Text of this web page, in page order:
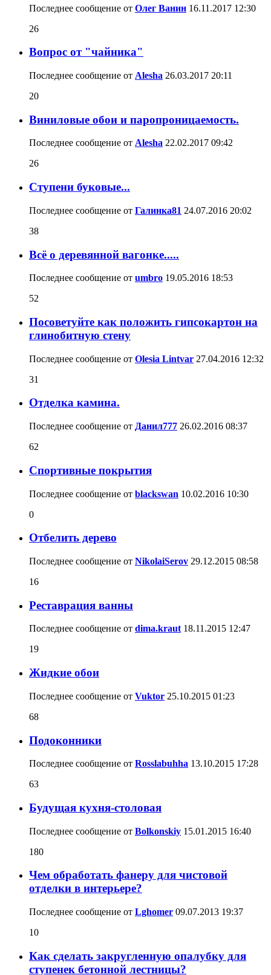
Последнее сообщение от Олег Ванин 16.11.2017 12:30
26
Вопрос от "чайника"
Последнее сообщение от Alesha 26.03.2017 20:11
20
Виниловые обои и паропроницаемость.
Последнее сообщение от Alesha 22.02.2017 09:42
26
Ступени буковые...
Последнее сообщение от Галинка81 24.07.2016 20:02
38
Всё о деревянной вагонке.....
Последнее сообщение от umbro 19.05.2016 18:53
52
Посоветуйте как положить гипсокартон на
глинобитную стену
Последнее сообщение от Olesia Lintvar 27.04.2016 12:32
31
Отделка камина.
Последнее сообщение от Данил777 26.02.2016 08:37
62
Спортивные покрытия
Последнее сообщение от blackswan 10.02.2016 10:30
0
Отбелить дерево
Последнее сообщение от NikolaiSerov 29.12.2015 08:58
16
Реставрация ванны
Последнее сообщение от dima.kraut18.11.2015 12:47
19
Жидкие обои
Последнее сообщение от Vuktor 25.10.2015 01:23
68
Подоконники
Последнее сообщение от Rosslabuhha 13.10.2015 17:28
63
Будущая кухня-столовая
Последнее сообщение от Bolkonskiy 15.01.2015 16:40
180
Чем обработать фанеру для чистовой
отделки в интерьере?
Последнее сообщение от Lghomer 09.07.2013 19:37
10
Как сделать закругленную опалубку для
ступенек бетонной лестницы?